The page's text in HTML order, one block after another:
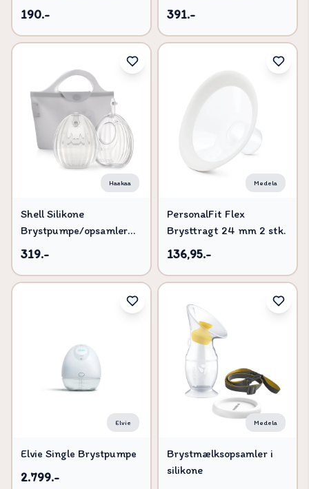
pak
190.- 391.-
Haakaa
Shell Silikone
Brystpumpe/opsamler
75ml - 2-pak
319.-
Medela
PersonalFit Flex
Brysttragt 24 mm 2 stk.
136,95.-
Elvie
Elvie Single Brystpumpe
2.799.-
Medela
Brystmælksopsamler i
silikone